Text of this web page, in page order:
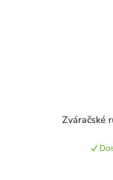
Zváračské